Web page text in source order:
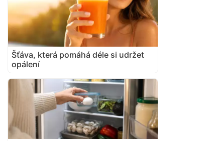
Šťáva, která pomáhá déle si udržet
opálení